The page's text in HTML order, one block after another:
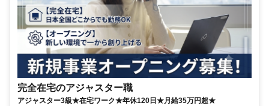
完全在宅のアジャスター職
アジャスター3級★在宅ワーク★年休120日★月給35万円超★